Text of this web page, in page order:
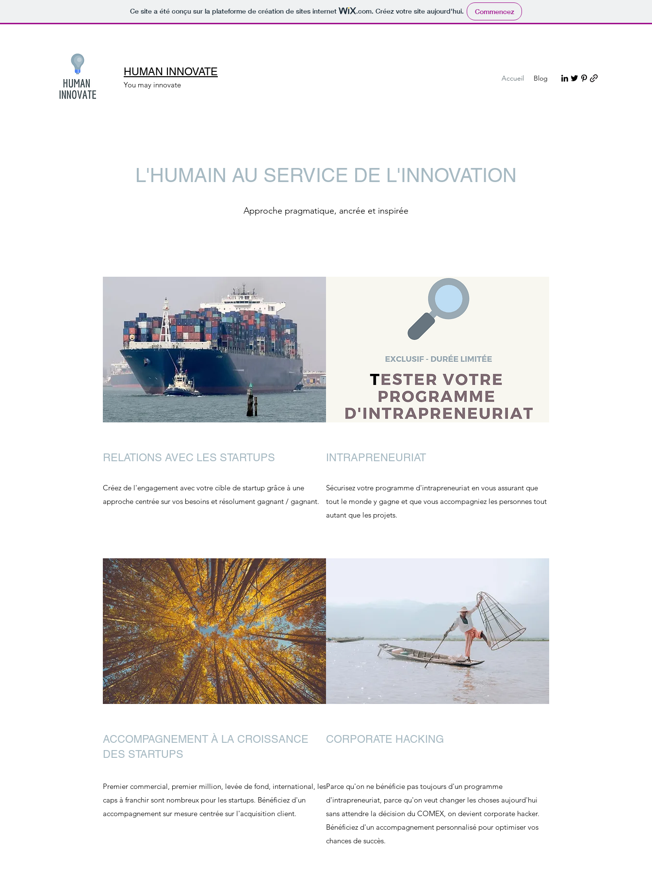
Ce site a été conçu sur la plateforme de création de sites internet .com. Créez votre site aujourd'hui. Commencez
HUMAN INNOVATE
You may innovate
Accueil Blog
L'HUMAIN AU SERVICE DE L'INNOVATION
Approche pragmatique, ancrée et inspirée
RELATIONS AVEC LES STARTUPS
Créez de l'engagement avec votre cible de startup grâce à une
approche centrée sur vos besoins et résolument gagnant / gagnant.
INTRAPRENEURIAT
Sécurisez votre programme d'intrapreneuriat en vous assurant que
tout le monde y gagne et que vous accompagniez les personnes tout
autant que les projets.
ACCOMPAGNEMENT À LA CROISSANCE
DES STARTUPS
Premier commercial, premier million, levée de fond, international, les
caps à franchir sont nombreux pour les startups. Bénéficiez d'un
accompagnement sur mesure centrée sur l'acquisition client.
CORPORATE HACKING
Parce qu'on ne bénéficie pas toujours d'un programme
d'intrapreneuriat, parce qu'on veut changer les choses aujourd'hui
sans attendre la décision du COMEX, on devient corporate hacker.
Bénéficiez d'un accompagnement personnalisé pour optimiser vos
chances de succès.